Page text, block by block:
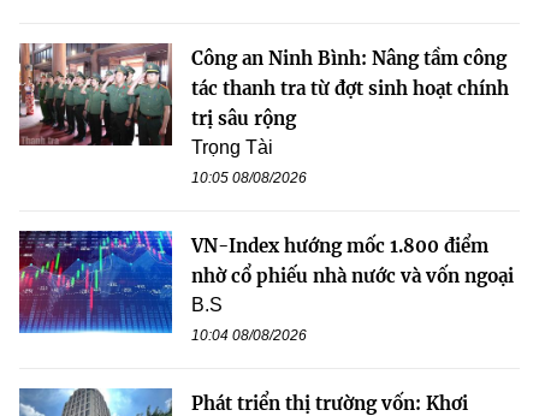
Công an Ninh Bình: Nâng tầm công
tác thanh tra từ đợt sinh hoạt chính
trị sâu rộng
Trọng Tài
10:05 08/08/2026
VN-Index hướng mốc 1.800 điểm
nhờ cổ phiếu nhà nước và vốn ngoại
B.S
10:04 08/08/2026
Phát triển thị trường vốn: Khơi